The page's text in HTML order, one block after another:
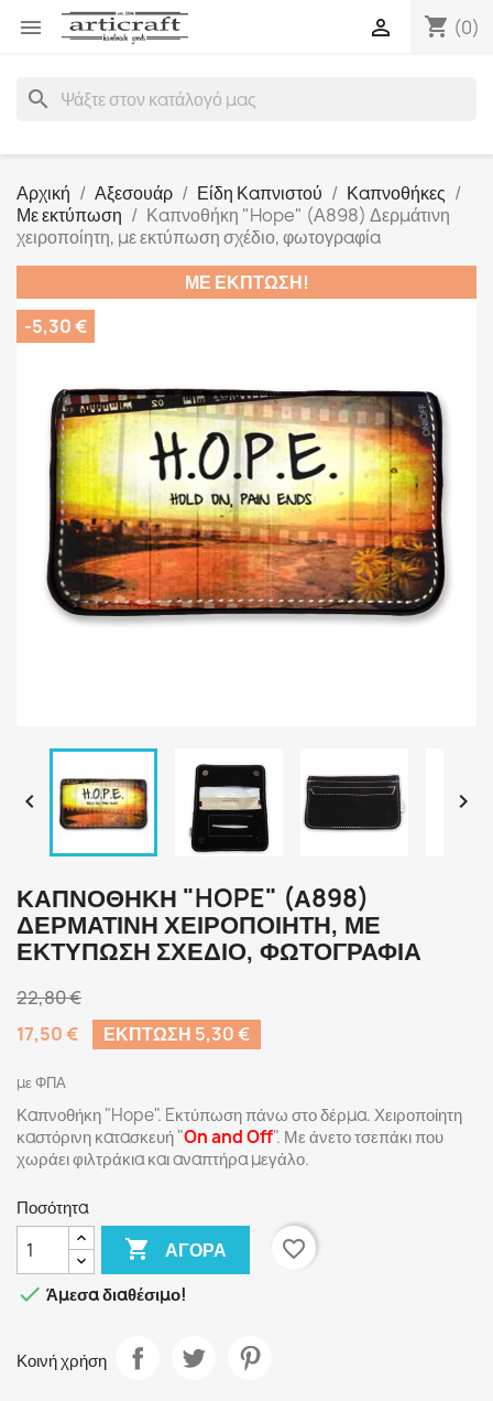
 shopping_cart (0)

search
Αρχική Αξεσουάρ Είδη Καπνιστού
Καπνοθήκες
Με εκτύπωση
Καπνοθήκη "Hope" (Α898) Δερμάτινη
χειροποίητη, με εκτύπωση σχέδιο, φωτογραφία
ΜΕ ΈΚΠΤΩΣΗ!
-5,30 €
 
ΚΑΠΝΟΘΉΚΗ "HOPE" (Α898)
ΔΕΡΜΆΤΙΝΗ ΧΕΙΡΟΠΟΊΗΤΗ, ΜΕ
ΕΚΤΎΠΩΣΗ ΣΧΈΔΙΟ, ΦΩΤΟΓΡΑΦΊΑ
22,80 €
17,50 €
ΈΚΠΤΩΣΗ 5,30 €
με ΦΠΑ
Καπνοθήκη "Hope". Eκτύπωση πάνω στο δέρμα. Χειροποίητη
καστόρινη κατασκευή "On and Off". Με άνετο τσεπάκι που
χωράει φιλτράκια και αναπτήρα μεγάλο.
Ποσότητα
 ΑΓΟΡΆ
favorite_border
 Άμεσα διαθέσιμο!
Κοινή χρήση